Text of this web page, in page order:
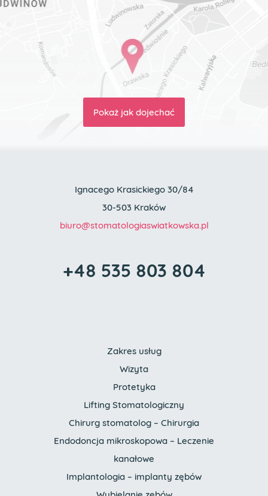
Pokaż jak dojechać
Ignacego Krasickiego 30/84
30-503 Kraków
biuro@stomatologiaswiatkowska.pl
+48 535 803 804
Zakres usług
Wizyta
Protetyka
Lifting Stomatologiczny
Chirurg stomatolog – Chirurgia
Endodoncja mikroskopowa – Leczenie
kanałowe
Implantologia – implanty zębów